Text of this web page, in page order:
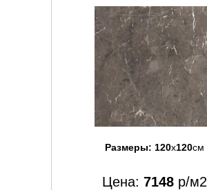
Размеры: 120x120см
Цена: 7148 р/м2